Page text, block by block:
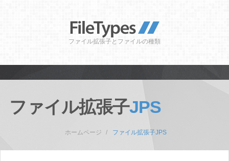
ファイル拡張子とファイルの種類
ファイル拡張子JPS
ホームページ ファイル拡張子JPS